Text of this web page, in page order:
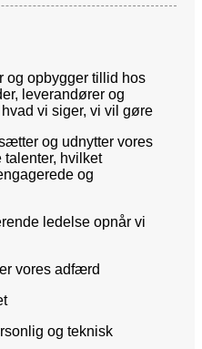
opbygger tillid hos
leverandører og
vi siger, vi vil gøre
og udnytter vores
talenter, hvilket
og
ledelse opnår vi
vores adfærd
og teknisk